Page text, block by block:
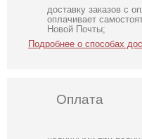
доставку заказов с
оплачивает
Новой Почты;
Подробнее о способах
Оплата